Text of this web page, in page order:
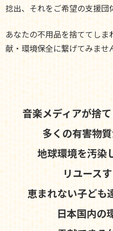
捻出、それをご希望の支援団
あなたの不用品を捨ててし
献・環境保全に繋げてみませ
音楽メディアが捨
多くの有害物質
地球環境を汚染
リユース
恵まれない子ども
日本国内の